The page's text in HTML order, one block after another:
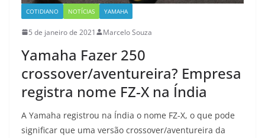
COTIDIANO NOTÍCIAS YAMAHA
5 de janeiro de 2021 Marcelo Souza
Yamaha Fazer 250
crossover/aventureira? Empresa
registra nome FZ-X na Índia
A Yamaha registrou na Índia o nome FZ-X, o que pode
significar que uma versão crossover/aventureira da